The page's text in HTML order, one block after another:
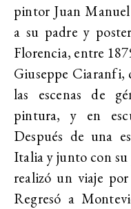
pintor Juan
a su padre y
Florencia, entre
Giuseppe Ciaranfi,
las escenas de
pintura, y en
Después de una
Italia y junto con
realizó un viaje
Regresó a